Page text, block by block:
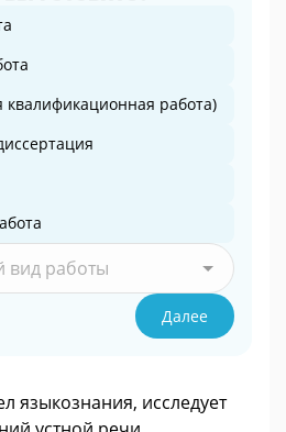
квалификационная работа)
вид работы
Далее
языкознания, исследует